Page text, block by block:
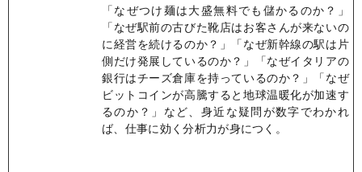
「なぜつけ麺は大盛無料でも儲かるのか？」
「なぜ駅前の古びた靴店はお客さんが来ないの
に経営を続けるのか？」「なぜ新幹線の駅は片
側だけ発展しているのか？」「なぜイタリアの
銀行はチーズ倉庫を持っているのか？」「なぜ
ビットコインが高騰すると地球温暖化が加速す
るのか？」など、身近な疑問が数字でわかれ
ば、仕事に効く分析力が身につく。